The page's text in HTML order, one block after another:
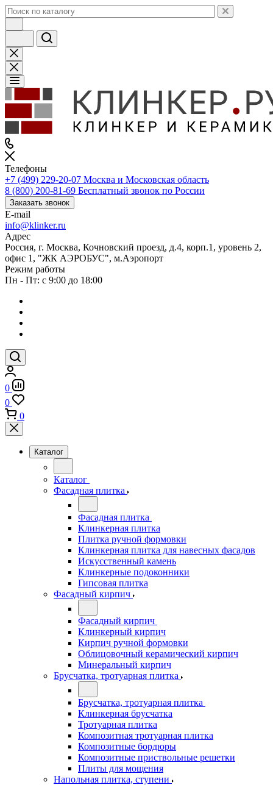
Телефоны
+7 (499) 229-20-07 Москва и Московская область
8 (800) 200-81-69 Бесплатный звонок по России
Заказать звонок
E-mail
info@klinker.ru
Адрес
Россия, г. Москва, Кочновский проезд, д.4, корп.1, уровень 2,
офис 1, "ЖК АЭРОБУС", м.Аэропорт
Режим работы
Пн - Пт: с 9:00 до 18:00
0
0
0
Каталог
Каталог
Фасадная плитка
Фасадная плитка
Клинкерная плитка
Плитка ручной формовки
Клинкерная плитка для навесных фасадов
Искусственный камень
Клинкерные подоконники
Гипсовая плитка
Фасадный кирпич
Фасадный кирпич
Клинкерный кирпич
Кирпич ручной формовки
Облицовочный керамический кирпич
Минеральный кирпич
Брусчатка, тротуарная плитка
Брусчатка, тротуарная плитка
Клинкерная брусчатка
Тротуарная плитка
Композитная тротуарная плитка
Композитные бордюры
Композитные приствольные решетки
Плиты для мощения
Напольная плитка, ступени